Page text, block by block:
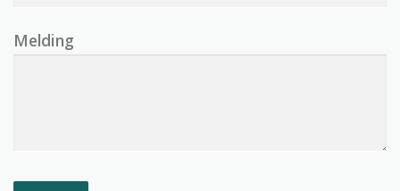
Melding